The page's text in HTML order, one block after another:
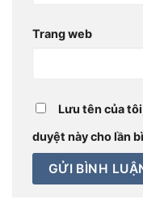
Trang web
Lưu tên của
duyệt này cho lần